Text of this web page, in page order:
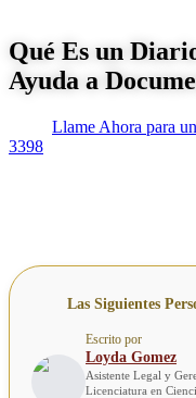
Qué Es un
Ayuda a
Llame Ahora para
3398
Las Siguientes
Escrito por
Loyda Gomez
Asistente Legal y
Licenciatura en